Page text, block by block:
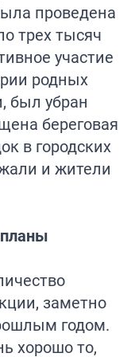
проведена
трех тысяч
участие
родных
был убран
береговая
в городских
и жители
заметно
годом.
хорошо то,